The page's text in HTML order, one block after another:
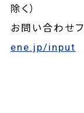
除く）
お問い合わせフ
ene.jp/input